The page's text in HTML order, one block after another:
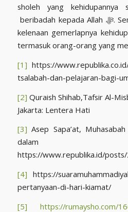
sholeh yang kehidupannya
beribadah kepada Allah ﷻ. Semoga kita terhindar dari
kelenaan gemerlapnya
termasuk orang-orang yang
[1] https://
tsalabah-dan-pelajaran-bagi-
[2] Quraish Shihab,Tafsir Al-
Jakarta: Lentera Hati
[3] Asep Sapa’at,
dalam
https://www.republika.id/
[4] https://
pertanyaan-di-hari-kiamat/
[5]
https://rumaysho.com/